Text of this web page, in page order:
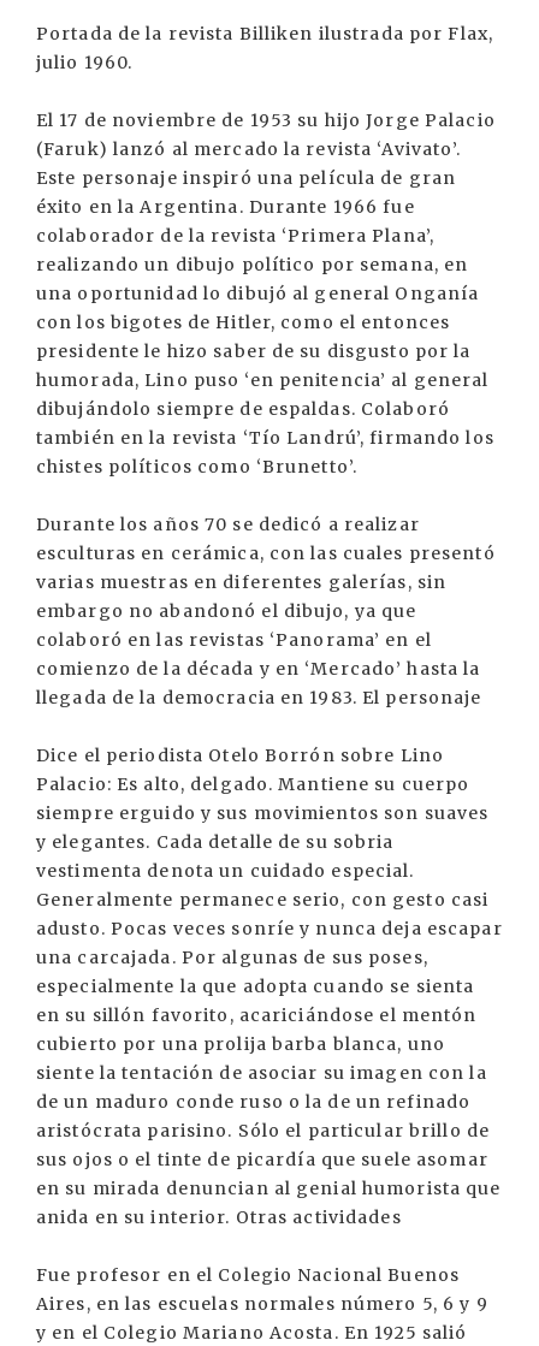
Portada de la revista Billiken ilustrada por Flax,
julio 1960.
El 17 de noviembre de 1953 su hijo Jorge Palacio
(Faruk) lanzó al mercado la revista ‘Avivato’.
Este personaje inspiró una película de gran
éxito en la Argentina. Durante 1966 fue
colaborador de la revista ‘Primera Plana’,
realizando un dibujo político por semana, en
una oportunidad lo dibujó al general Onganía
con los bigotes de Hitler, como el entonces
presidente le hizo saber de su disgusto por la
humorada, Lino puso ‘en penitencia’ al general
dibujándolo siempre de espaldas. Colaboró
también en la revista ‘Tío Landrú’, firmando los
chistes políticos como ‘Brunetto’.
Durante los años 70 se dedicó a realizar
esculturas en cerámica, con las cuales presentó
varias muestras en diferentes galerías, sin
embargo no abandonó el dibujo, ya que
colaboró en las revistas ‘Panorama’ en el
comienzo de la década y en ‘Mercado’ hasta la
llegada de la democracia en 1983. El personaje
Dice el periodista Otelo Borrón sobre Lino
Palacio: Es alto, delgado. Mantiene su cuerpo
siempre erguido y sus movimientos son suaves
y elegantes. Cada detalle de su sobria
vestimenta denota un cuidado especial.
Generalmente permanece serio, con gesto casi
adusto. Pocas veces sonríe y nunca deja escapar
una carcajada. Por algunas de sus poses,
especialmente la que adopta cuando se sienta
en su sillón favorito, acariciándose el mentón
cubierto por una prolija barba blanca, uno
siente la tentación de asociar su imagen con la
de un maduro conde ruso o la de un refinado
aristócrata parisino. Sólo el particular brillo de
sus ojos o el tinte de picardía que suele asomar
en su mirada denuncian al genial humorista que
anida en su interior. Otras actividades
Fue profesor en el Colegio Nacional Buenos
Aires, en las escuelas normales número 5, 6 y 9
y en el Colegio Mariano Acosta. En 1925 salió